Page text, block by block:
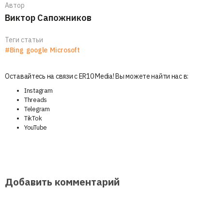
Автор
Виктор Сапожников
Теги статьи
#Bing google Microsoft
Оставайтесь на связи с ER10 Media! Вы можете найти нас в:
Instagram
Threads
Telegram
TikTok
YouTube
Добавить комментарий